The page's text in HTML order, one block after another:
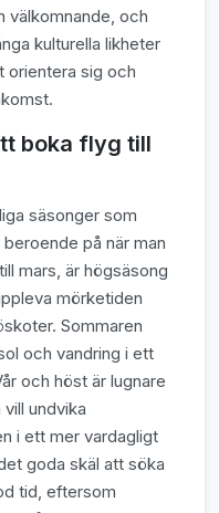
välkomnande, och
kulturella likheter
orientera sig och
boka flyg till
säsonger som
på när man
mars, är högsäsong
mörketiden
Sommaren
och vandring i ett
och höst är lugnare
undvika
i ett mer vardagligt
goda skäl att söka
tid, eftersom